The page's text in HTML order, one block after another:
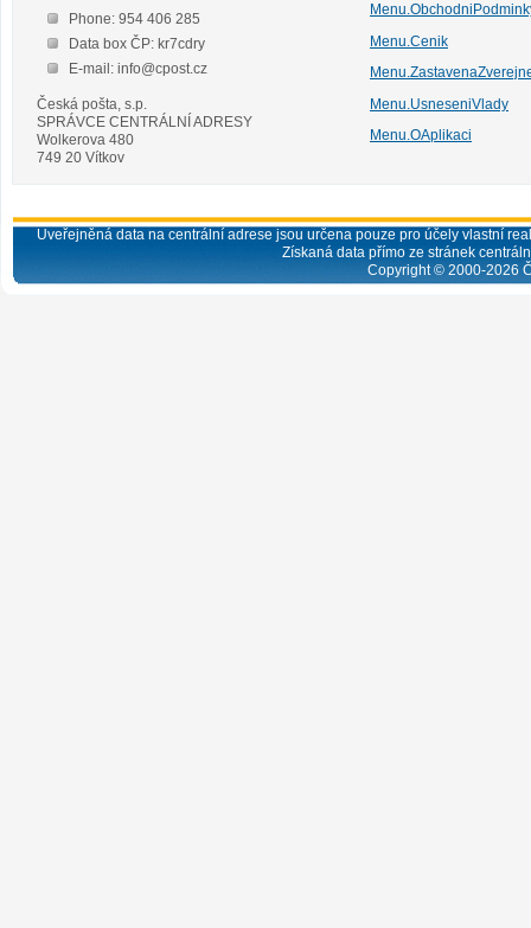
Phone: 954 406 285
Data box ČP: kr7cdry
E-mail: info@cpost.cz
Česká pošta, s.p.
SPRÁVCE CENTRÁLNÍ ADRESY
Wolkerova 480
749 20 Vítkov
Menu.Cenik
Menu.UsneseniVlady
Menu.OAplikaci
Uveřejněná data na centrální adrese jsou určena pouze pro účely vlastní
Získaná data přímo ze stránek
Copyright © 2000-2026